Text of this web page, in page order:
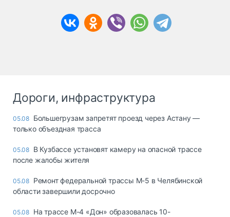
Дороги, инфраструктура
05.08 Большегрузам запретят проезд через Астану —
только объездная трасса
05.08 В Кузбассе установят камеру на опасной трассе
после жалобы жителя
05.08 Ремонт федеральной трассы М-5 в Челябинской
области завершили досрочно
05.08 На трассе М-4 «Дон» образовалась 10-